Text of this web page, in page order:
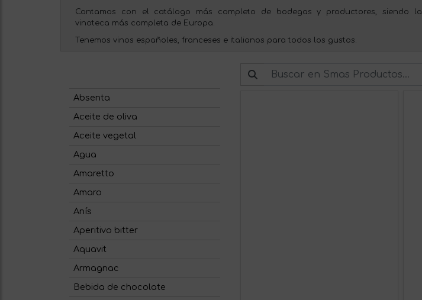
Contamos con el catálogo más completo de bodegas y productores, siendo la
vinoteca más completa de Europa.
Tenemos vinos españoles, franceses e italianos para todos los gustos.
Absenta
Aceite de oliva
Aceite vegetal
Agua
Amaretto
Amaro
Anís
Aperitivo bitter
Aquavit
Armagnac
Bebida de chocolate